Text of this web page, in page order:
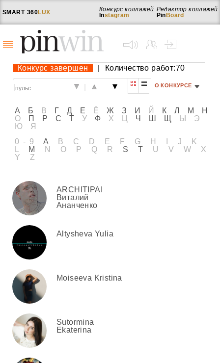
SMART 360LUX
Редактор коллажей
Pin Board
Конкурс коллажей
Instagram
Конкурс завершен Количество работ:70
О КОНКУРСЕ
А Б В Г Д Е Ё Ж З И Й К Л М
Н
О
П Р С Т У Ф Х Ч Ш Щ Ы Э
Ю Я
0-9
A B C D E F G H J
K
M N O P Q R S T U V W
X
Y
Z
ARCHITIPAI
Виталий
Ананченко
Altysheva Yulia
Moiseeva Kristina
Sutormina
Ekaterina